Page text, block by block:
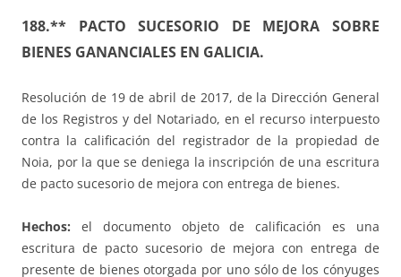
188.** PACTO SUCESORIO DE MEJORA SOBRE
BIENES GANANCIALES EN GALICIA.
Resolución de 19 de abril de 2017, de la Dirección General
de los Registros y del Notariado, en el recurso interpuesto
contra la calificación del registrador de la propiedad de
Noia, por la que se deniega la inscripción de una escritura
de pacto sucesorio de mejora con entrega de bienes.
Hechos: el documento objeto de calificación es una
escritura de pacto sucesorio de mejora con entrega de
presente de bienes otorgada por uno sólo de los cónyuges